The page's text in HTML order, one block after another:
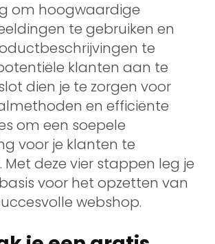
om hoogwaardige
te gebruiken en
te
klanten aan te
dien je te zorgen voor
en efficiënte
om een soepele
voor je klanten te
deze vier stappen leg je
voor het opzetten van
webshop.